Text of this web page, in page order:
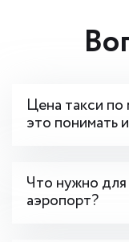
Цена такси
это понимать
Что нужно для
аэропорт?